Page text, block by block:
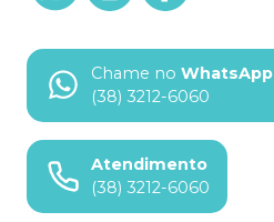
Chame no WhatsApp
(38) 3212-6060
Atendimento
(38) 3212-6060